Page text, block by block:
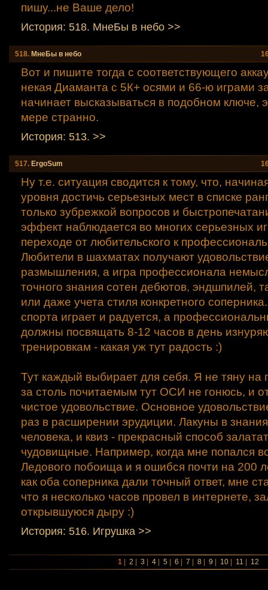
пишу...не Ваше дело!
История: 518. МнеБы в небо >>
518. МнеБы в небо
Вот и пишите тогда с соответствующего
некая Диаманта с 5К+ осями и 66-ю играми
начинает высказываться в подобном ключе,
мере странно.
История: 513. >>
517. ErgoSum
Ну т.е. ситуация сводится к тому, что,
уровня достичь серьезных мест в списке
только зубрежкой вопросов и
эффект наблюдается во многих серьезных
переходе от любительского к
Любители в шахматах получают
размышления, а игра профессионала
точного знания сотен дебютов, эндшпилей,
или даже учета стиля конкретного
спорта играет и радуется, а
должны посвящать 8-12 часов в день
тренировкам - какая уж тут радость :)
Тут каждый выбирает для себя. Я не тяну на
за столь почитаемым тут ОСИ не гонюсь, и
чистое удовольствие. Основное
раз в расширении эрудиции. Лакуны в
человека, и квиз - прекрасный способ
чудовищные. Например, когда мне попался
Ледового побоища и я ошибся почти на 200
как оба соперника дали точный ответ, мне
что я несколько часов провел в интернете,
открывшуюся дыру :)
История: 516. Игрушкa >>
1 2 3 4 5 6 7 8 9 10 11 12